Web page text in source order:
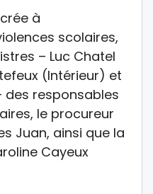
à
scolaires,
– Luc Chatel
(Intérieur) et
des responsables
le procureur
Juan, ainsi que la
Cayeux